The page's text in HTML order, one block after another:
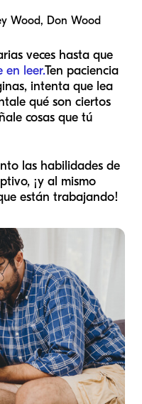
Wood, Don Wood
veces hasta que
en leer.Ten paciencia
intenta que lea
qué son ciertos
cosas que tú
las habilidades de
¡y al mismo
están trabajando!